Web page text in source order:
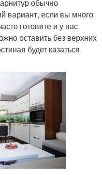
обычно
вариант, если вы много
готовите и у вас
оставить без верхних
будет казаться